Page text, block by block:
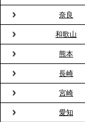
2026.3.20
NHK「ニュ
見」が紹介
2026.3.16
プレスリリ
粉レス」な
奈良
和歌山
熊本
長崎
宮崎
愛知